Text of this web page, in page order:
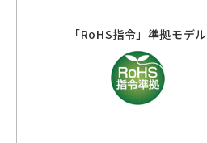
「RoHS指令」準拠モデル